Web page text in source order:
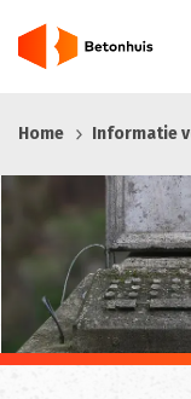
en
gaan
Home Informatie